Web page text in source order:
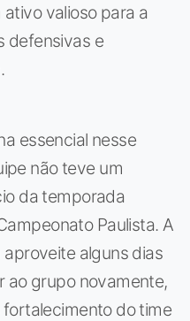
valioso para a
defensivas e
essencial nesse
não teve um
da temporada
Paulista. A
alguns dias
ao grupo novamente,
do time